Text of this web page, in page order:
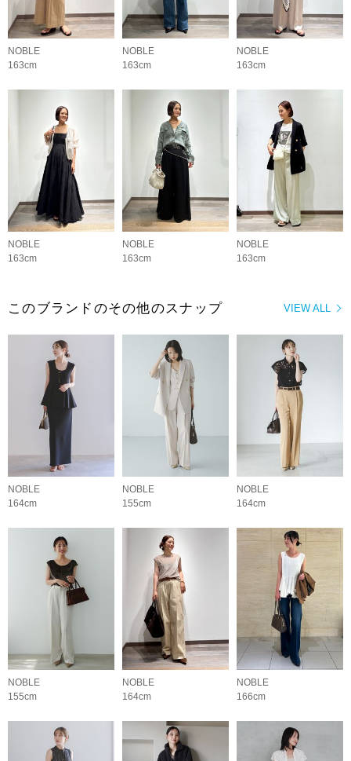
NOBLE
163cm
NOBLE
163cm
NOBLE
163cm
NOBLE
163cm
NOBLE
163cm
NOBLE
163cm
VIEW ALL
このブランドのその他のスナップ
NOBLE
164cm
NOBLE
155cm
NOBLE
164cm
NOBLE
155cm
NOBLE
164cm
NOBLE
166cm